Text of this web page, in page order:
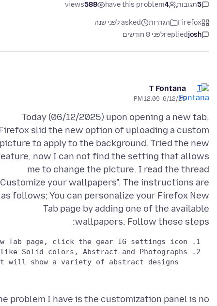
5תגובות 4
have this problem
588
views
Firefox הגדרות
asked לפני שנה
josh
repliedלפני 8 חודשים
T Fontana
6/12/25, 12:09 PM
Today (06/12/2025) upon opening a new tab,
slid the new option of uploading a custom
picture to apply to the background. Tried the new
now I can not find the setting that allows
me to change the picture. I read the thread
your wallpapers". The instructions are
as follows; You can personalize your Firefox New
Tab page by adding one of the available
wallpapers. Follow these steps:
problem I have is the customization panel is no